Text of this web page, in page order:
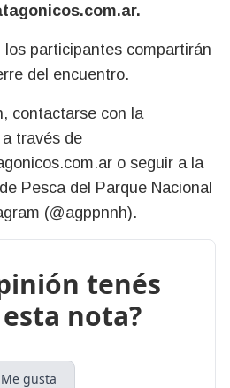
.
participantes compartirán
del encuentro.
contactarse con la
través de
o seguir a la
Pesca del Parque Nacional
(@agppnnh).
tenés
nota?
Me gusta